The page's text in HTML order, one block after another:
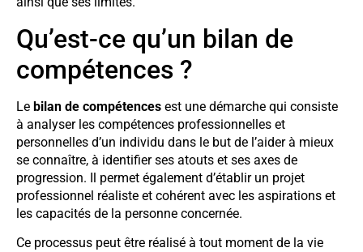
Qu’est-ce qu’un bilan de
compétences ?
Le bilan de compétences est une démarche qui consiste
à analyser les compétences professionnelles et
personnelles d’un individu dans le but de l’aider à mieux
se connaître, à identifier ses atouts et ses axes de
progression. Il permet également d’établir un projet
professionnel réaliste et cohérent avec les aspirations et
les capacités de la personne concernée.
Ce processus peut être réalisé à tout moment de la vie